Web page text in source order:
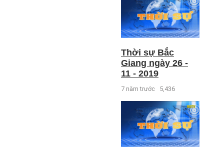
Thời sự Bắc
Giang ngày 26 -
11 - 2019
7 năm trước 5,436